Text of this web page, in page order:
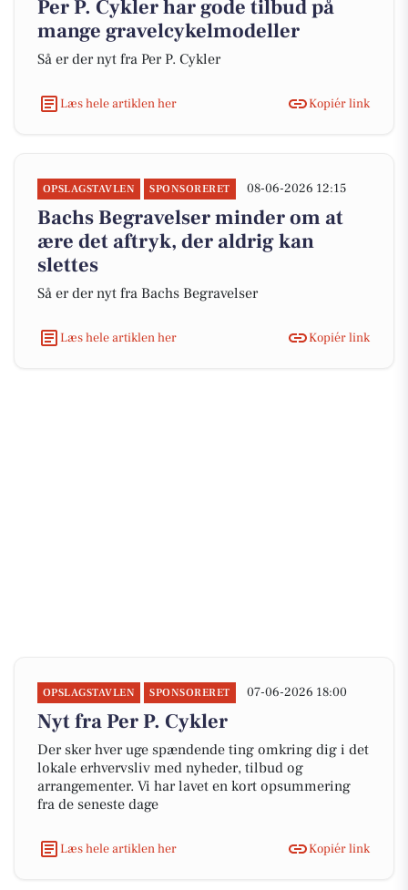
Per P. Cykler har gode tilbud på
mange gravelcykelmodeller
Så er der nyt fra Per P. Cykler
Læs hele artiklen her Kopiér link
OPSLAGSTAVLEN SPONSORERET 08-06-2026 12:15
Bachs Begravelser minder om at
ære det aftryk, der aldrig kan
slettes
Så er der nyt fra Bachs Begravelser
Læs hele artiklen her Kopiér link
OPSLAGSTAVLEN SPONSORERET 07-06-2026 18:00
Nyt fra Per P. Cykler
Der sker hver uge spændende ting omkring dig i det
lokale erhvervsliv med nyheder, tilbud og
arrangementer. Vi har lavet en kort opsummering
fra de seneste dage
Læs hele artiklen her Kopiér link